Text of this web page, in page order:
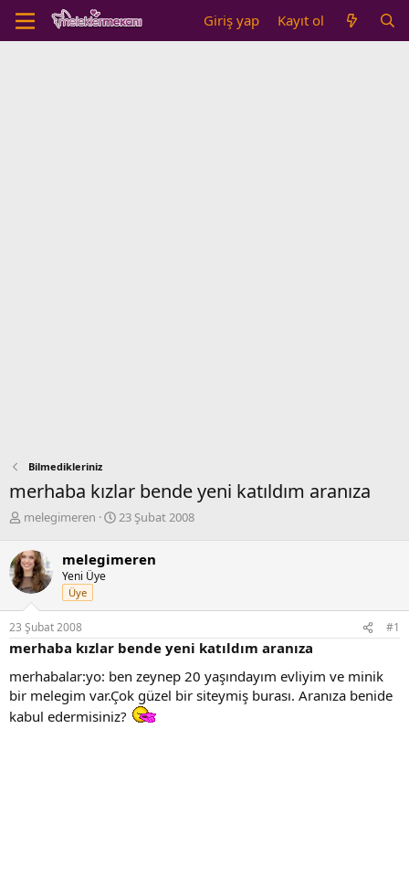
Giriş yap Kayıt ol
Bilmedikleriniz
merhaba kızlar bende yeni katıldım aranıza
K
n
b
u
y
u
b
a
l
a
t
melegimeren
B
l
g
ç
a
r
i
23 Şubat 2008
melegimeren
Yeni Üye
Üye
23 Şubat 2008 #1
merhaba kızlar bende yeni katıldım aranıza
merhabalar:yo: ben zeynep 20 yaşındayım evliyim ve minik
bir melegim var.Çok güzel bir siteymiş burası. Aranıza benide
kabul edermisiniz?